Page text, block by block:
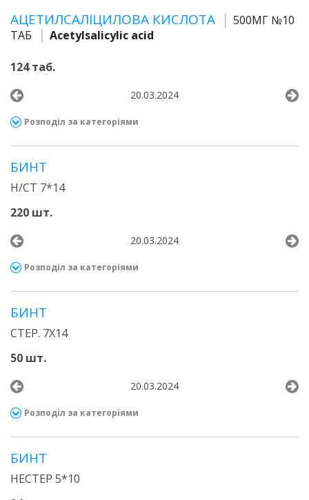
АЦЕТИЛСАЛІЦИЛОВА КИСЛОТА
500МГ №10
ТАБ
Acetylsalicylic acid
124 таб.
20.03.2024
Розподіл за категоріями
БИНТ
Н/СТ 7*14
220 шт.
20.03.2024
Розподіл за категоріями
БИНТ
СТЕР. 7Х14
50 шт.
20.03.2024
Розподіл за категоріями
БИНТ
НЕСТЕР 5*10